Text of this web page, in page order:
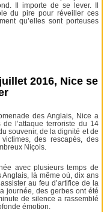
Il importe de se lever. Il
du pire pour réveiller ces
qu’elles sont porteuses
2016, Nice se
des Anglais, Nice a
l’attaque terroriste du 14
souvenir, de la dignité et de
des rescapés, des
Niçois.
avec plusieurs temps de
là même où, dix ans
au feu d’artifice de la
journée, des gerbes ont été
de silence a rassemblé
émotion.